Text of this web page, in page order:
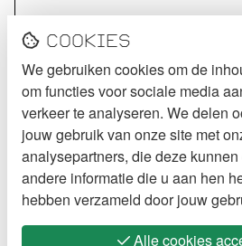
De Kurk tickets
Jazzcafé Bebop tickets
VOLG STECK
Instagram
Facebook
Cookies
We gebruiken cookies om de
om functies voor sociale media
verkeer te analyseren. We delen
jouw gebruik van onze site met
analysepartners, die deze
andere informatie die u aan hen
hebben verzameld door jouw
Alle cookies